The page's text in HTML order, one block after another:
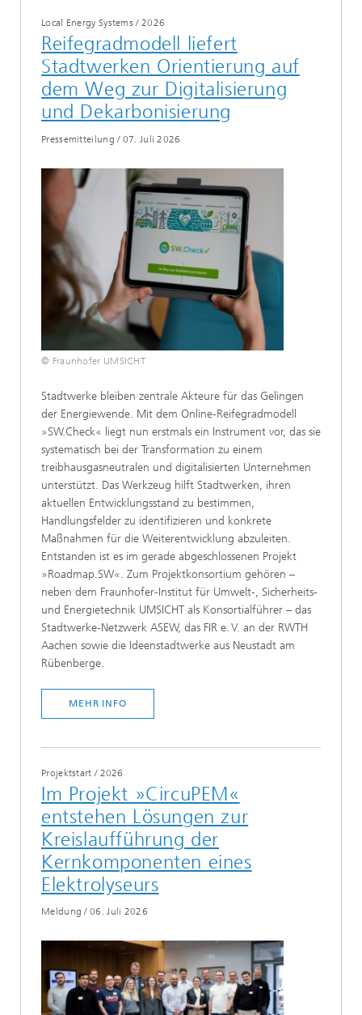
Local Energy Systems/ 2026
Reifegradmodell liefert
Stadtwerken Orientierung auf
dem Weg zur Digitalisierung
und Dekarbonisierung
Pressemitteilung / 07. Juli 2026
© Fraunhofer UMSICHT
Stadtwerke bleiben zentrale Akteure für das Gelingen
der Energiewende. Mit dem Online-Reifegradmodell
»SW.Check« liegt nun erstmals ein Instrument vor, das sie
systematisch bei der Transformation zu einem
treibhausgasneutralen und digitalisierten Unternehmen
unterstützt. Das Werkzeug hilft Stadtwerken, ihren
aktuellen Entwicklungsstand zu bestimmen,
Handlungsfelder zu identifizieren und konkrete
Maßnahmen für die Weiterentwicklung abzuleiten.
Entstanden ist es im gerade abgeschlossenen Projekt
»Roadmap.SW«. Zum Projektkonsortium gehören –
neben dem Fraunhofer-Institut für Umwelt-, Sicherheits-
und Energietechnik UMSICHT als Konsortialführer – das
Stadtwerke-Netzwerk ASEW, das FIR e. V. an der RWTH
Aachen sowie die Ideenstadtwerke aus Neustadt am
Rübenberge.
MEHR INFO
Projektstart / 2026
Im Projekt »CircuPEM«
entstehen Lösungen zur
Kreislaufführung der
Kernkomponenten eines
Elektrolyseurs
Meldung /06. Juli 2026